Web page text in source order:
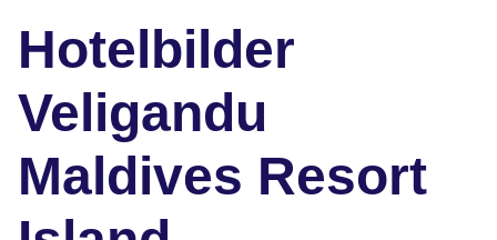
Hotelbilder
Veligandu
Maldives Resort